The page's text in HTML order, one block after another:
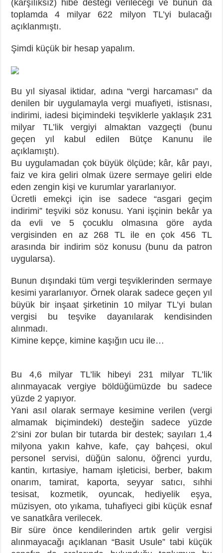
(karşılıksız) hibe desteği verileceği ve bunun da
toplamda 4 milyar 622 milyon TL’yi bulacağı
açıklanmıştı.
Şimdi küçük bir hesap yapalım.
Bu yıl siyasal iktidar, adına “vergi harcaması” da
denilen bir uygulamayla vergi muafiyeti, istisnası,
indirimi, iadesi biçimindeki teşviklerle yaklaşık 231
milyar TL’lik vergiyi almaktan vazgeçti (bunu
geçen yıl kabul edilen Bütçe Kanunu ile
açıklamıştı).
Bu uygulamadan çok büyük ölçüde; kâr, kâr payı,
faiz ve kira geliri olmak üzere sermaye geliri elde
eden zengin kişi ve kurumlar yararlanıyor.
Ücretli emekçi için ise sadece “asgari geçim
indirimi” teşviki söz konusu. Yani işçinin bekâr ya
da evli ve 5 çocuklu olmasına göre ayda
vergisinden en az 268 TL ile en çok 456 TL
arasında bir indirim söz konusu (bunu da patron
uygularsa).
Bunun dışındaki tüm vergi teşviklerinden sermaye
kesimi yararlanıyor. Örnek olarak sadece geçen yıl
büyük bir inşaat şirketinin 10 milyar TL’yi bulan
vergisi bu teşvike dayanılarak kendisinden
alınmadı.
Kimine kepçe, kimine kaşığın ucu ile…
Bu 4,6 milyar TL’lik hibeyi 231 milyar TL’lik
alınmayacak vergiye böldüğümüzde bu sadece
yüzde 2 yapıyor.
Yani asıl olarak sermaye kesimine verilen (vergi
almamak biçimindeki) desteğin sadece yüzde
2’sini zor bulan bir tutarda bir destek; sayıları 1,4
milyona yakın kahve, kafe, çay bahçesi, okul
personel servisi, düğün salonu, öğrenci yurdu,
kantin, kırtasiye, hamam işleticisi, berber, bakım
onarım, tamirat, kaporta, seyyar satıcı, sıhhi
tesisat, kozmetik, oyuncak, hediyelik eşya,
müzisyen, oto yıkama, tuhafiyeci gibi küçük esnaf
ve sanatkâra verilecek.
Bir süre önce kendilerinden artık gelir vergisi
alınmayacağı açıklanan “Basit Usule” tabi küçük